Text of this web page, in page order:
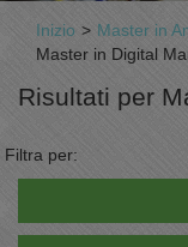
Inizio > Master in
Master in Digital
Risultati per
Filtra per: